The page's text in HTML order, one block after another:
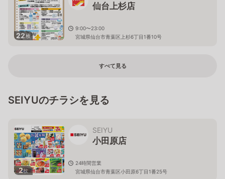
22枚
仙台上杉店
9:00〜23:00
宮城県仙台市青葉区上杉6丁目1番10号
すべて見る
SEIYUのチラシを見る
2枚
SEIYU
小田原店
24時間営業
宮城県仙台市青葉区小田原6丁目1番25号